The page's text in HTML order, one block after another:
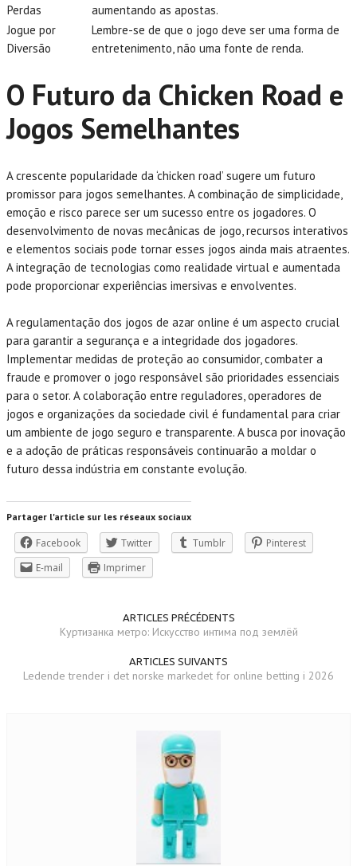
Perdas
aumentando as apostas.
Jogue por
Diversão
Lembre-se de que o jogo deve ser uma forma de
entretenimento, não uma fonte de renda.
O Futuro da Chicken Road e
Jogos Semelhantes
A crescente popularidade da ‘chicken road’ sugere um futuro
promissor para jogos semelhantes. A combinação de simplicidade,
emoção e risco parece ser um sucesso entre os jogadores. O
desenvolvimento de novas mecânicas de jogo, recursos interativos
e elementos sociais pode tornar esses jogos ainda mais atraentes.
A integração de tecnologias como realidade virtual e aumentada
pode proporcionar experiências imersivas e envolventes.
A regulamentação dos jogos de azar online é um aspecto crucial
para garantir a segurança e a integridade dos jogadores.
Implementar medidas de proteção ao consumidor, combater a
fraude e promover o jogo responsável são prioridades essenciais
para o setor. A colaboração entre reguladores, operadores de
jogos e organizações da sociedade civil é fundamental para criar
um ambiente de jogo seguro e transparente. A busca por inovação
e a adoção de práticas responsáveis continuarão a moldar o
futuro dessa indústria em constante evolução.
Partager l'article sur les réseaux sociaux
Facebook Twitter Tumblr
Pinterest
E-mail
Imprimer
ARTICLES PRÉCÉDENTS
Куртизанка метро: Искусство интима под землёй
ARTICLES SUIVANTS
Ledende trender i det norske markedet for online betting i 2026